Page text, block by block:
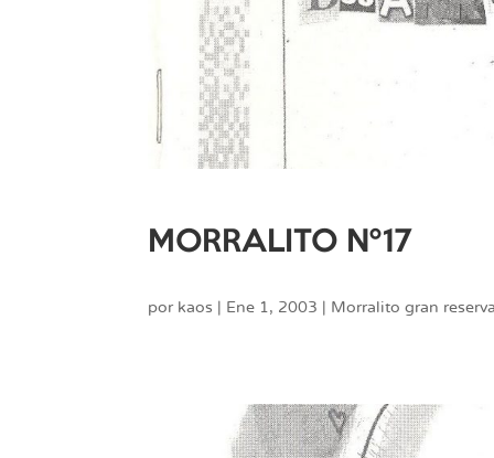
MORRALITO Nº17
por kaos Ene 1, 2003 Morralito gran